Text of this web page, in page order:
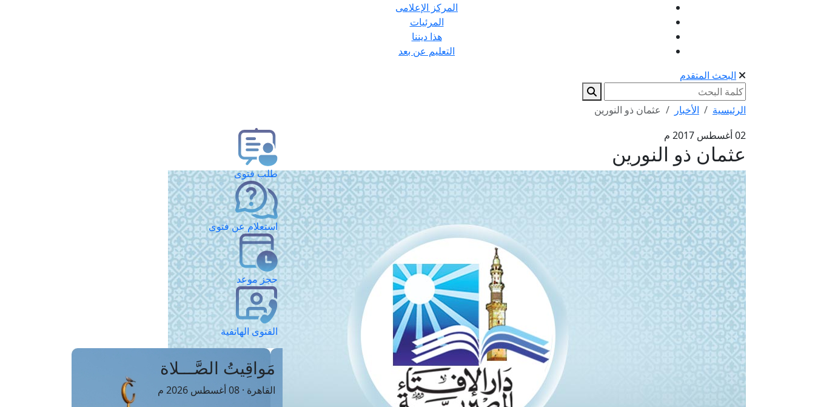
المركز الإعلامى
المرئيات
هذا ديننا
التعليم عن بعد
البحث المتقدم
الرئيسية الأخبار
عثمان ذو النورين
02 أغسطس 2017 م
عثمان ذو النورين
طلب فتوى
استعلام عن فتوى
حجز موعد
الفتوى الهاتفية
مَواقِيتُ الصَّـــلاة
القاهرة · 08 أغسطس 2026 م